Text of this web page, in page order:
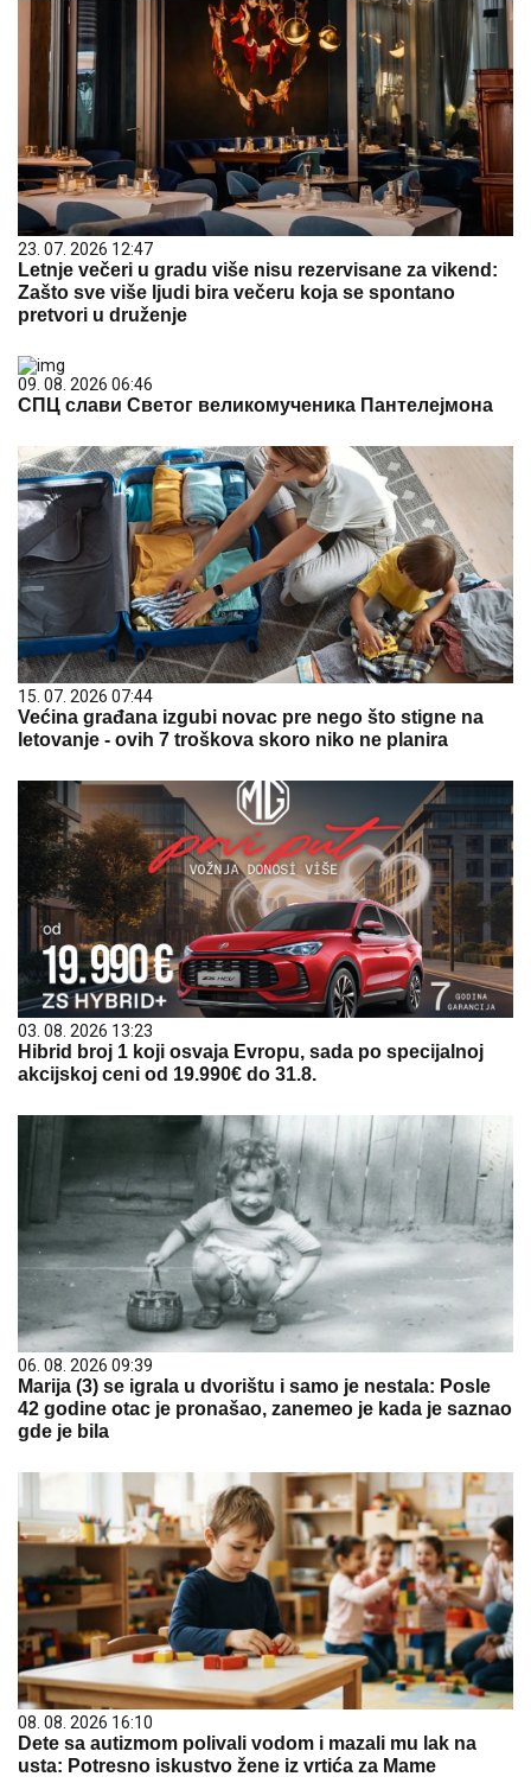
23. 07. 2026 12:47
Letnje večeri u gradu više nisu rezervisane za vikend:
Zašto sve više ljudi bira večeru koja se spontano
pretvori u druženje
09. 08. 2026 06:46
СПЦ слави Светог великомученика Пантелејмона
15. 07. 2026 07:44
Većina građana izgubi novac pre nego što stigne na
letovanje - ovih 7 troškova skoro niko ne planira
03. 08. 2026 13:23
Hibrid broj 1 koji osvaja Evropu, sada po specijalnoj
akcijskoj ceni od 19.990€ do 31.8.
06. 08. 2026 09:39
Marija (3) se igrala u dvorištu i samo je nestala: Posle
42 godine otac je pronašao, zanemeo je kada je saznao
gde je bila
08. 08. 2026 16:10
Dete sa autizmom polivali vodom i mazali mu lak na
usta: Potresno iskustvo žene iz vrtića za Mame